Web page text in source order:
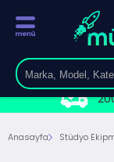
Anasayfa Stüdyo